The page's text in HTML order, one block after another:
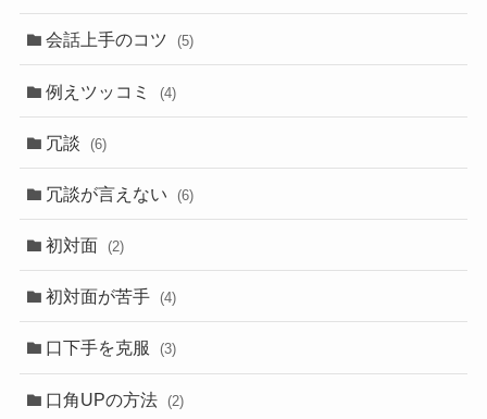
会話上手のコツ (5)
例えツッコミ (4)
冗談 (6)
冗談が言えない (6)
初対面 (2)
初対面が苦手 (4)
口下手を克服 (3)
口角UPの方法 (2)